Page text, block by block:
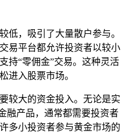
低，吸引了大量散户参与。
易平台都允许投资者以较小
持“零佣金”交易。这种灵活
进入股票市场。
较大的资金投入。无论是实
融产品，通常都需要投资者
多小投资者参与黄金市场的